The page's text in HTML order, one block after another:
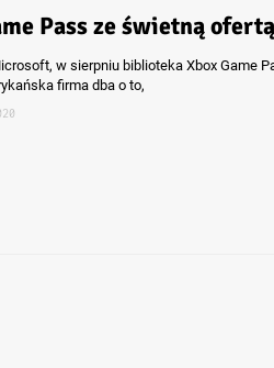
Pass ze świetną
w sierpniu biblioteka Xbox Game
firma dba o to,